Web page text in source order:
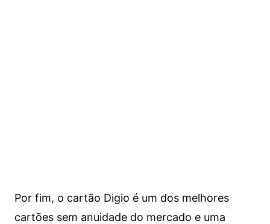
Por fim, o cartão Digio é um dos melhores
cartões sem anuidade do mercado e uma